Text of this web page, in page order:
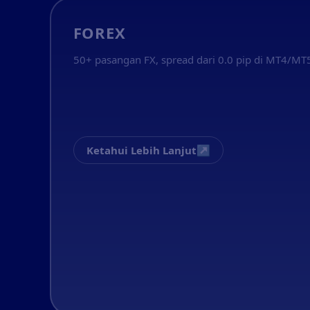
FOREX
50+ pasangan FX, spread dari 0.0 pip di MT4/
Ketahui Lebih Lanjut↗